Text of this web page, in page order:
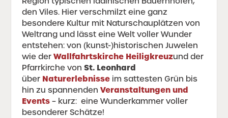
den Viles. Hier verschmilzt eine ganz
besondere Kultur mit Naturschauplätzen von
Weltrang und lässt eine Welt voller Wunder
entstehen: von (kunst-)historischen Juwelen
wie der Wallfahrtskirche Heiligkreuzund der
Pfarrkirche von St. Leonhard
über Naturerlebnisse im sattesten Grün bis
hin zu spannenden Veranstaltungen und
Events – kurz: eine Wunderkammer voller
besonderer Schätze!